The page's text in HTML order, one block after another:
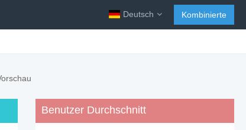
Deutsch Kombinierte
Benutzer Durchschnitt